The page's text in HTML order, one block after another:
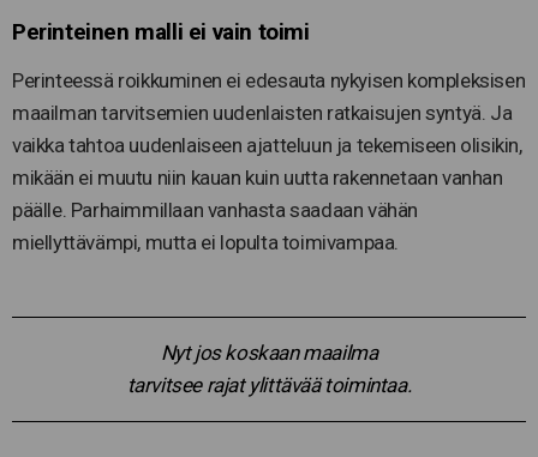
Perinteinen malli ei vain toimi
Perinteessä roikkuminen ei edesauta nykyisen kompleksisen
maailman tarvitsemien uudenlaisten ratkaisujen syntyä. Ja
vaikka tahtoa uudenlaiseen ajatteluun ja tekemiseen olisikin,
mikään ei muutu niin kauan kuin uutta rakennetaan vanhan
päälle. Parhaimmillaan vanhasta saadaan vähän
miellyttävämpi, mutta ei lopulta toimivampaa.
Nyt jos koskaan maailma
tarvitsee rajat ylittävää toimintaa.